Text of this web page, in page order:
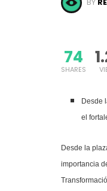
BY
74
SHARES
Desde
el
Desde la
importancia